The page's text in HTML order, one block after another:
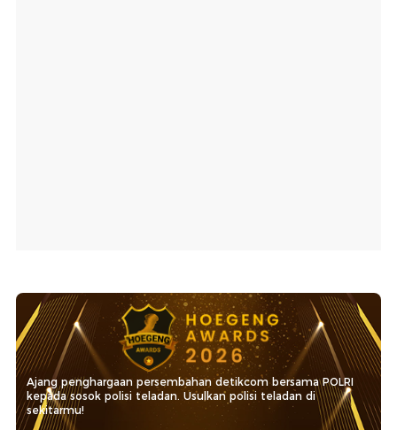
Ajang penghargaan persembahan detikcom bersama POLRI
kepada sosok polisi teladan. Usulkan polisi teladan di
sekitarmu!